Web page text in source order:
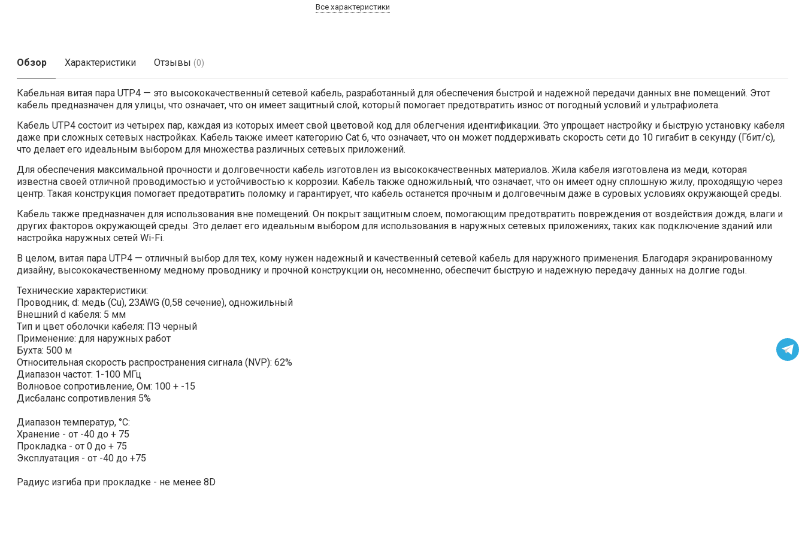
Все характеристики
Обзор Характеристики Отзывы (0)
Кабельная витая пара UTP4 — это высококачественный сетевой кабель, разработанный для обеспечения быстрой и надежной передачи данных вне помещений. Этот
кабель предназначен для улицы, что означает, что он имеет защитный слой, который помогает предотвратить износ от погодный условий и ультрафиолета.
Кабель UTP4 состоит из четырех пар, каждая из которых имеет свой цветовой код для облегчения идентификации. Это упрощает настройку и быструю установку кабеля
даже при сложных сетевых настройках. Кабель также имеет категорию Cat 6, что означает, что он может поддерживать скорость сети до 10 гигабит в секунду (Гбит/с),
что делает его идеальным выбором для множества различных сетевых приложений.
Для обеспечения максимальной прочности и долговечности кабель изготовлен из высококачественных материалов. Жила кабеля изготовлена из меди, которая
известна своей отличной проводимостью и устойчивостью к коррозии. Кабель также одножильный, что означает, что он имеет одну сплошную жилу, проходящую через
центр. Такая конструкция помогает предотвратить поломку и гарантирует, что кабель останется прочным и долговечным даже в суровых условиях окружающей среды.
Кабель также предназначен для использования вне помещений. Он покрыт защитным слоем, помогающим предотвратить повреждения от воздействия дождя, влаги и
других факторов окружающей среды. Это делает его идеальным выбором для использования в наружных сетевых приложениях, таких как подключение зданий или
настройка наружных сетей Wi-Fi.
В целом, витая пара UTP4 — отличный выбор для тех, кому нужен надежный и качественный сетевой кабель для наружного применения. Благодаря экранированному
дизайну, высококачественному медному проводнику и прочной конструкции он, несомненно, обеспечит быструю и надежную передачу данных на долгие годы.
Технические характеристики:
Проводник, d: медь (Cu), 23AWG (0,58 сечение), одножильный
Внешний d кабеля: 5 мм
Тип и цвет оболочки кабеля: ПЭ черный
Применение: для наружных работ
Бухта: 500 м
Относительная скорость распространения сигнала (NVP): 62%
Диапазон частот: 1-100 МГц
Волновое сопротивление, Ом: 100 + -15
Дисбаланс сопротивления 5%
Диапазон температур, °С:
Хранение - от -40 до + 75
Прокладка - от 0 до + 75
Эксплуатация - от -40 до +75
Радиус изгиба при прокладке - не менее 8D